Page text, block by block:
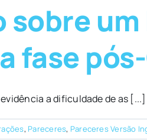
sobre
fase
a dificuldade de as [...]
, Pareceres, Pareceres Versão